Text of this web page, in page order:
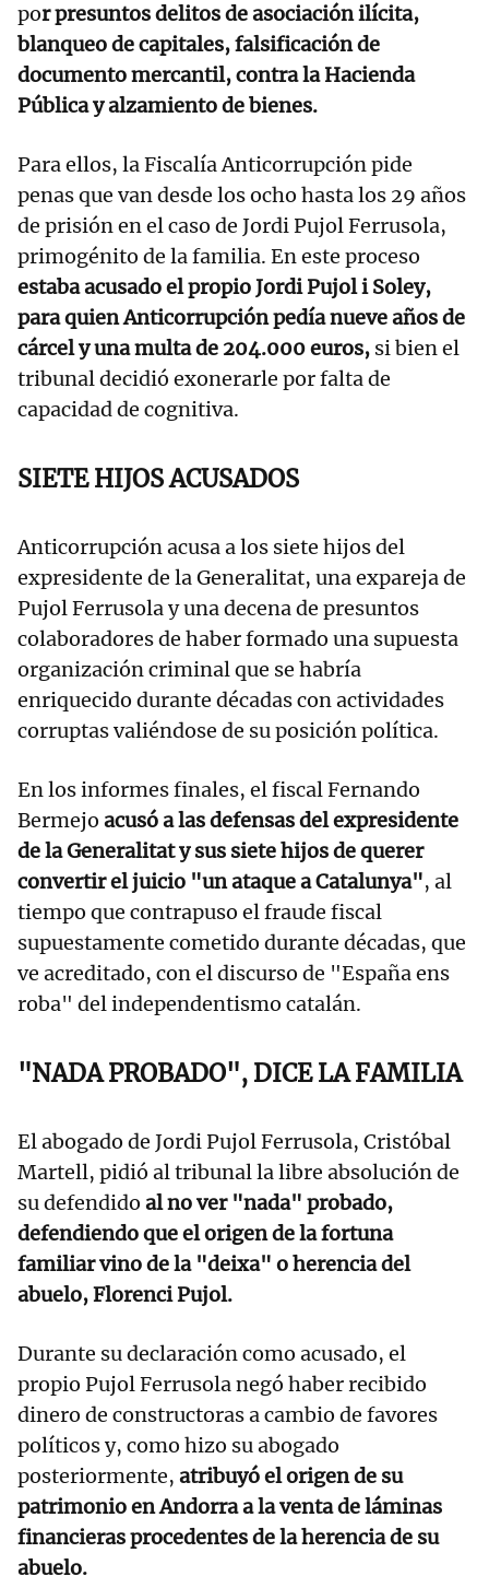
por presuntos delitos de asociación ilícita,
blanqueo de capitales, falsificación de
documento mercantil, contra la Hacienda
Pública y alzamiento de bienes.
Para ellos, la Fiscalía Anticorrupción pide
penas que van desde los ocho hasta los 29 años
de prisión en el caso de Jordi Pujol Ferrusola,
primogénito de la familia. En este proceso
estaba acusado el propio Jordi Pujol i Soley,
para quien Anticorrupción pedía nueve años de
cárcel y una multa de 204.000 euros, si bien el
tribunal decidió exonerarle por falta de
capacidad de cognitiva.
SIETE HIJOS ACUSADOS
Anticorrupción acusa a los siete hijos del
expresidente de la Generalitat, una expareja de
Pujol Ferrusola y una decena de presuntos
colaboradores de haber formado una supuesta
organización criminal que se habría
enriquecido durante décadas con actividades
corruptas valiéndose de su posición política.
En los informes finales, el fiscal Fernando
Bermejo acusó a las defensas del expresidente
de la Generalitat y sus siete hijos de querer
convertir el juicio "un ataque a Catalunya", al
tiempo que contrapuso el fraude fiscal
supuestamente cometido durante décadas, que
ve acreditado, con el discurso de "España ens
roba" del independentismo catalán.
"NADA PROBADO", DICE LA FAMILIA
El abogado de Jordi Pujol Ferrusola, Cristóbal
Martell, pidió al tribunal la libre absolución de
su defendido al no ver "nada" probado,
defendiendo que el origen de la fortuna
familiar vino de la "deixa" o herencia del
abuelo, Florenci Pujol.
Durante su declaración como acusado, el
propio Pujol Ferrusola negó haber recibido
dinero de constructoras a cambio de favores
políticos y, como hizo su abogado
posteriormente, atribuyó el origen de su
patrimonio en Andorra a la venta de láminas
financieras procedentes de la herencia de su
abuelo.